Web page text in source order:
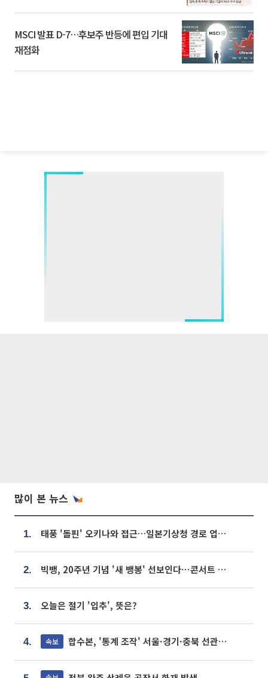
MSCI 발표 D-7…후보주 반등에 편입 기대
재점화
많이 본 뉴스
1. 태풍 '돌핀' 오키나와 접근…일본기상청 경로 업데이트
2. 빅뱅, 20주년 기념 '새 뱅봉' 선보인다⋯콘서트 앞두고 팝업 개최
3. 오늘은 절기 '입추', 뜻은?
4. 속보 합수본, '통계 조작' 서울·경기·충북 선관위 등 추가 압수수색